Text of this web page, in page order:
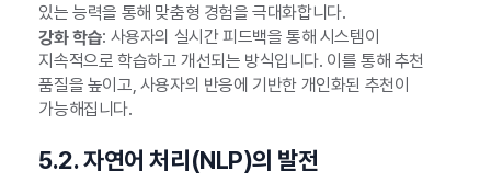
있는 능력을 통해 맞춤형 경험을 극대화합니다.
강화 학습: 사용자의 실시간 피드백을 통해 시스템이
지속적으로 학습하고 개선되는 방식입니다. 이를 통해 추천
품질을 높이고, 사용자의 반응에 기반한 개인화된 추천이
가능해집니다.
5.2. 자연어 처리(NLP)의 발전